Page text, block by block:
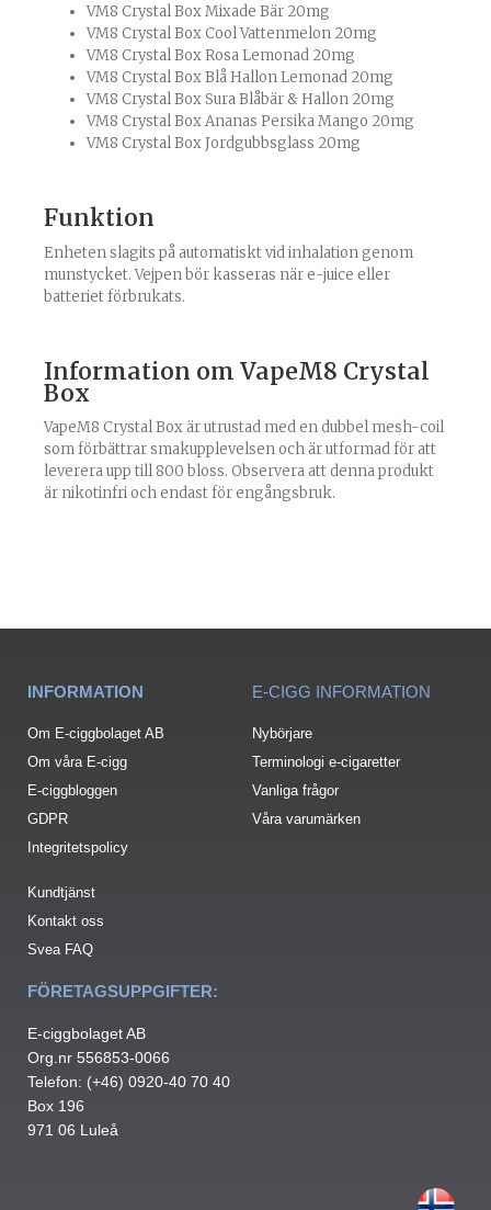
VM8 Crystal Box Mixade Bär 20mg
VM8 Crystal Box Cool Vattenmelon 20mg
VM8 Crystal Box Rosa Lemonad 20mg
VM8 Crystal Box Blå Hallon Lemonad 20mg
VM8 Crystal Box Sura Blåbär & Hallon 20mg
VM8 Crystal Box Ananas Persika Mango 20mg
VM8 Crystal Box Jordgubbsglass 20mg
Funktion
Enheten slagits på automatiskt vid inhalation genom
munstycket. Vejpen bör kasseras när e-juice eller
batteriet förbrukats.
Information om VapeM8 Crystal
Box
VapeM8 Crystal Box är utrustad med en dubbel mesh-coil
som förbättrar smakupplevelsen och är utformad för att
leverera upp till 800 bloss. Observera att denna produkt
är nikotinfri och endast för engångsbruk.
INFORMATION
Om E-ciggbolaget AB
Om våra E-cigg
E-ciggbloggen
GDPR
Integritetspolicy
Kundtjänst
Kontakt oss
Svea FAQ
E-CIGG INFORMATION
Nybörjare
Terminologi e-cigaretter
Vanliga frågor
Våra varumärken
FÖRETAGSUPPGIFTER:
E-ciggbolaget AB
Org.nr 556853-0066
Telefon: (+46) 0920-40 70 40
Box 196
971 06 Luleå